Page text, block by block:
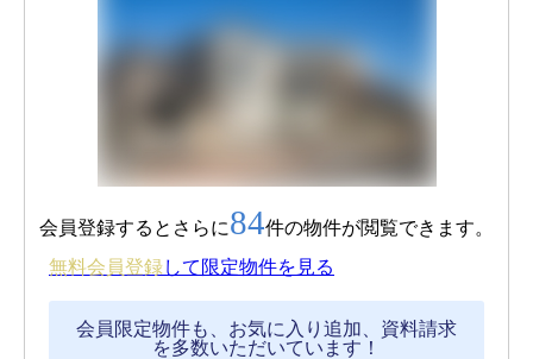
会員登録するとさらに84件の物件が閲覧できます。
無料会員登録して限定物件を見る
会員限定物件も、お気に入り追加、資料請求
を多数いただいています！